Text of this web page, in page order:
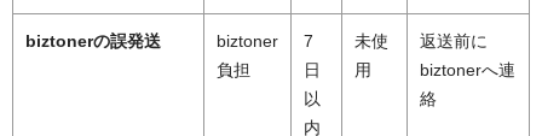
biztonerの誤発送
biztoner
負担
7
日
以
内
未使
用
返送前に
biztonerへ連
絡